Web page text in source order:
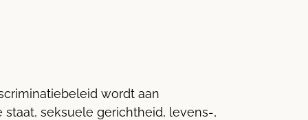
wordt aan
seksuele gerichtheid, levens-,